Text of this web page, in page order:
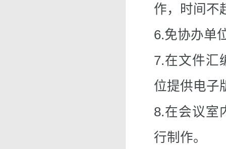
作，时间不
6.免协办单
7.在文件汇
位提供电子
8.在会议室
行制作。